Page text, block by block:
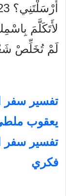
لأَتَكَلَّمَ
لَمْ تُخَلِّصْ
يعقوب
فكري